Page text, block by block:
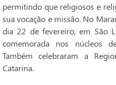
permitindo que religiosos e
sua vocação e missão. No
dia 22 de fevereiro, em São
comemorada nos núcleos
Também celebraram a
Catarina.